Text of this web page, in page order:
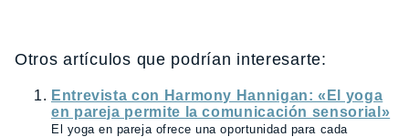
Otros artículos que podrían interesarte:
Entrevista con Harmony Hannigan: «El yoga
en pareja permite la comunicación sensorial»
El yoga en pareja ofrece una oportunidad para cada